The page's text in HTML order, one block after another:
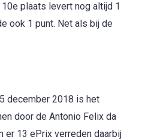
plaats levert nog altijd 1
ook 1 punt. Net als bij de
december 2018 is het
door de Antonio Felix da
er 13 ePrix verreden daarbij